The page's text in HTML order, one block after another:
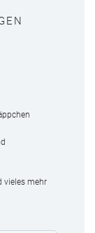
vieles mehr